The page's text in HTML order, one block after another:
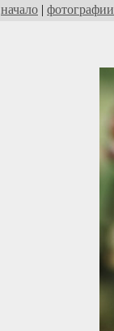
начало | фотографии